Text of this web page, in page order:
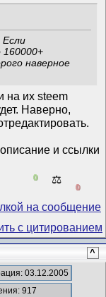
наверное
на их steem
Наверно,
и ссылки
0 ⚖️
0
^
03.12.2005
917